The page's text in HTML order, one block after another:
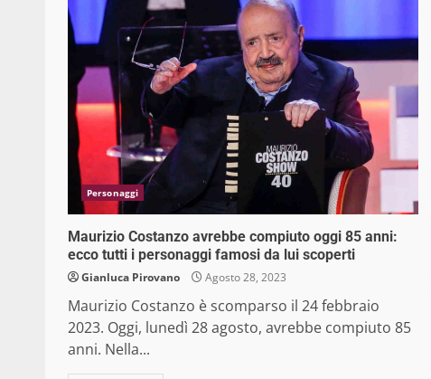
Personaggi
Maurizio Costanzo avrebbe compiuto oggi 85 anni:
ecco tutti i personaggi famosi da lui scoperti
Gianluca Pirovano Agosto 28, 2023
Maurizio Costanzo è scomparso il 24 febbraio
2023. Oggi, lunedì 28 agosto, avrebbe compiuto 85
anni. Nella...